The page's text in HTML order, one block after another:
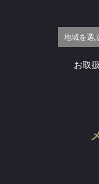
お取